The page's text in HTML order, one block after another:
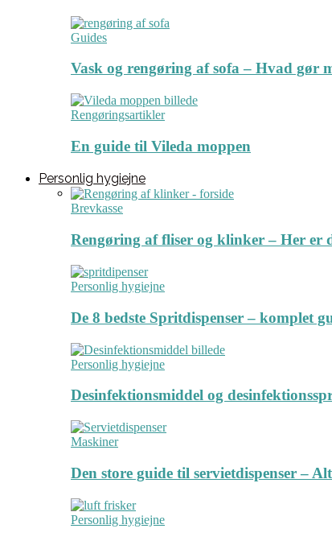
Guides
Vask og rengøring af sofa – Hvad gør
Rengøringsartikler
En guide til Vileda moppen
Personlig hygiejne
Brevkasse
Rengøring af fliser og klinker – Her er
Personlig hygiejne
De 8 bedste Spritdispenser – komplet
Personlig hygiejne
Desinfektionsmiddel og
Maskiner
Den store guide til servietdispenser –
Personlig hygiejne